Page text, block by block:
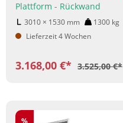
Plattform - Rückwand
3010 × 1530 mm 1300 kg
Lieferzeit 4 Wochen
3.168,00 €* 3.525,00 €*
Rabatt
%